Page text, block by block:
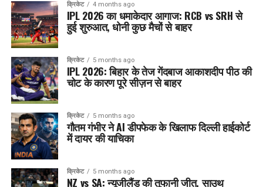
क्रिकेट 4 months ago
IPL 2026 का धमाकेदार आगाज: RCB vs SRH से
हुई शुरुआत, धोनी कुछ मैचों से बाहर
क्रिकेट 5 months ago
IPL 2026: बिहार के तेज गेंदबाज आकाशदीप पीठ की
चोट के कारण पूरे सीज़न से बाहर
क्रिकेट 5 months ago
गौतम गंभीर ने AI डीपफेक के खिलाफ दिल्ली हाईकोर्ट
में दायर की याचिका
क्रिकेट 5 months ago
NZ vs SA: न्यूजीलैंड की तूफानी जीत, साउथ